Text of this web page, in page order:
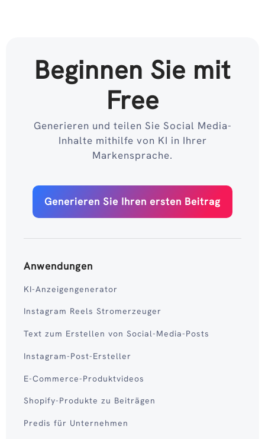
Beginnen Sie mit
Free
Generieren und teilen Sie Social Media-
Inhalte mithilfe von KI in Ihrer
Markensprache.
Generieren Sie Ihren ersten Beitrag
Anwendungen
KI-Anzeigengenerator
Instagram Reels Stromerzeuger
Text zum Erstellen von Social-Media-Posts
Instagram-Post-Ersteller
E-Commerce-Produktvideos
Shopify-Produkte zu Beiträgen
Predis für Unternehmen